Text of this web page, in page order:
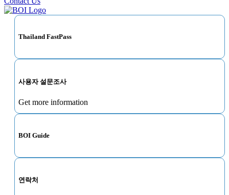
Thailand FastPass
사용자 설문조사
Get more information
BOI Guide
연락처